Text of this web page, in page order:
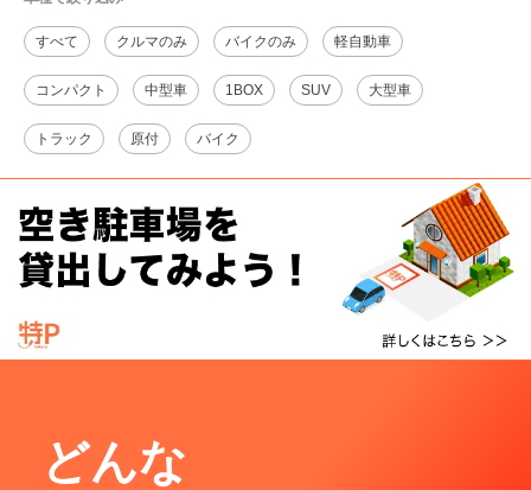
すべて クルマのみ バイクのみ 軽自動車
コンパクト 中型車 1BOX SUV 大型車
トラック 原付 バイク
どんな